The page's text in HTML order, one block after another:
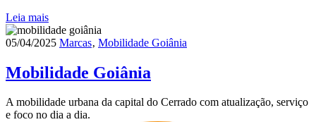
Leia mais
05/04/2025 Marcas‚ Mobilidade Goiânia
Mobilidade Goiânia
A mobilidade urbana da capital do Cerrado com atualização, serviço
e foco no dia a dia.